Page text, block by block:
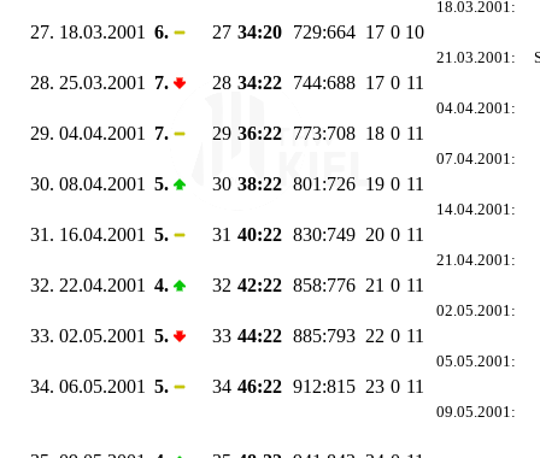
18.03.2001:
27. 18.03.2001 6. 27 34:20 729:664 17 0 10
21.03.2001:
28. 25.03.2001 7. 28 34:22 744:688 17 0 11
04.04.2001:
29. 04.04.2001 7. 29 36:22 773:708 18 0 11
07.04.2001:
30. 08.04.2001 5. 30 38:22 801:726 19 0 11
14.04.2001:
31. 16.04.2001 5. 31 40:22 830:749 20 0 11
21.04.2001:
32. 22.04.2001 4. 32 42:22 858:776 21 0 11
02.05.2001:
33. 02.05.2001 5. 33 44:22 885:793 22 0 11
05.05.2001:
34. 06.05.2001 5. 34 46:22 912:815 23 0 11
09.05.2001: